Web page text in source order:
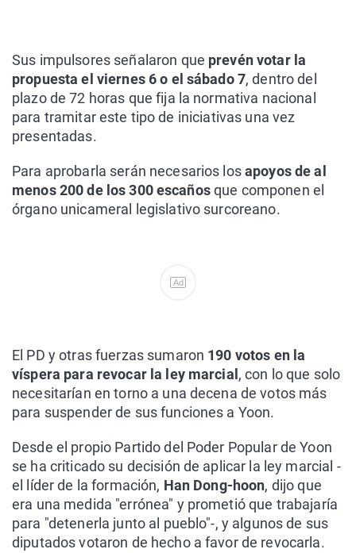
Sus impulsores señalaron que prevén votar la
propuesta el viernes 6 o el sábado 7, dentro del
plazo de 72 horas que fija la normativa nacional
para tramitar este tipo de iniciativas una vez
presentadas.
Para aprobarla serán necesarios losapoyos de al
menos 200 de los 300 escañosque componen el
órgano unicameral legislativo surcoreano.
Ad
El PD y otras fuerzas sumaron 190 votos en la
víspera para revocar la ley marcial , con lo que solo
necesitarían en torno a una decena de votos más
para suspender de sus funciones a Yoon.
Desde el propio Partido del Poder Popular de Yoon
se ha criticado su decisión de aplicar la ley marcial -
el líder de la formación, Han Dong-hoon, dijo que
era una medida "errónea" y prometió que trabajaría
para "detenerla junto al pueblo"-, y algunos de sus
diputados votaron de hecho a favor de revocarla.